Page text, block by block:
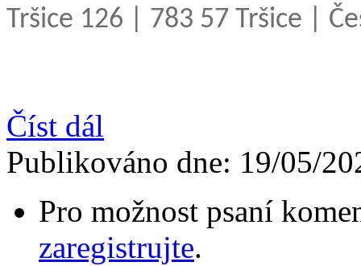
Tršice 126 | 783 57 Tršice |
Číst dál
Publikováno dne: 19/05/
Pro možnost psaní
zaregistrujte.